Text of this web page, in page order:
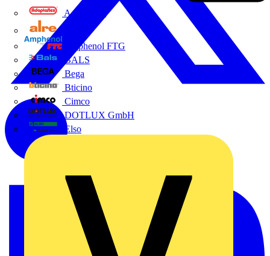
Adaptaflex
Amphenol FTG
BALS
Bega
Bticino
Cimco
DOTLUX GmbH
Elso